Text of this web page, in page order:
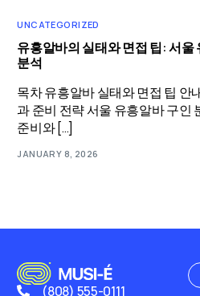
UNCATEGORIZED
유흥알바의 실태와 면접 팁: 서울
분석
목차 유흥알바 실태와 면접 팁 안
과 준비 전략 서울 유흥알바 구인
준비와 […]
JANUARY 8, 2026
(808) 555-0111